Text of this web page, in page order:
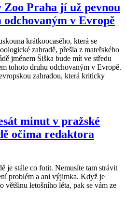
Praha jí už pevnou
v Evropě
krátkoocasého, která se
zahradě, přešla z mateřského
jménem Šiška bude mít ve středu
tohoto druhu odchovaným v Evropě.
zahradou, která kriticky
minut v pražské
očima redaktora
je stále co fotit. Nemusíte tam strávit
problém a ani výjimka. Když je
většinu letošního léta, pak se vám ze